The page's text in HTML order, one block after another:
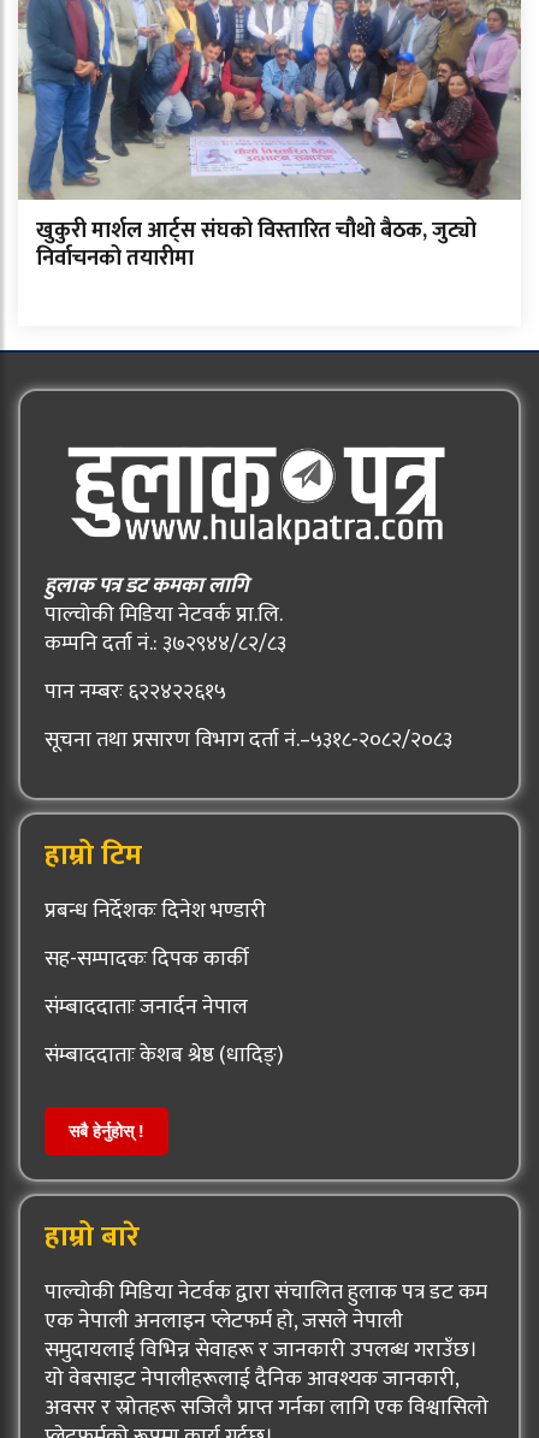
खुकुरी मार्शल आर्ट्स संघको विस्तारित चौथो बैठक, जुट्यो
निर्वाचनको तयारीमा
हुलाक पत्र डट कमका लागि
पाल्चोकी मिडिया नेटवर्क प्रा.लि.
कम्पनि दर्ता नं.: ३७२९४४/८२/८३
पान नम्बरः ६२२४२२६१५
सूचना तथा प्रसारण विभाग दर्ता नं.–५३१८-२०८२/२०८३
हाम्रो टिम
प्रबन्ध निर्देशकः दिनेश भण्डारी
सह-सम्पादकः दिपक कार्की
संम्बाददाताः जनार्दन नेपाल
संम्बाददाताः केशब श्रेष्ठ (धादिङ्)
सबै हेर्नुहोस् !
हाम्रो बारे
पाल्चोकी मिडिया नेटर्वक द्वारा संचालित हुलाक पत्र डट कम
एक नेपाली अनलाइन प्लेटफर्म हो, जसले नेपाली
समुदायलाई विभिन्न सेवाहरू र जानकारी उपलब्ध गराउँछ।
यो वेबसाइट नेपालीहरूलाई दैनिक आवश्यक जानकारी,
अवसर र स्रोतहरू सजिलै प्राप्त गर्नका लागि एक विश्वासिलो